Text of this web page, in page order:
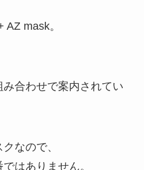
mask。
合わせで案内されてい
なので、
はありません。